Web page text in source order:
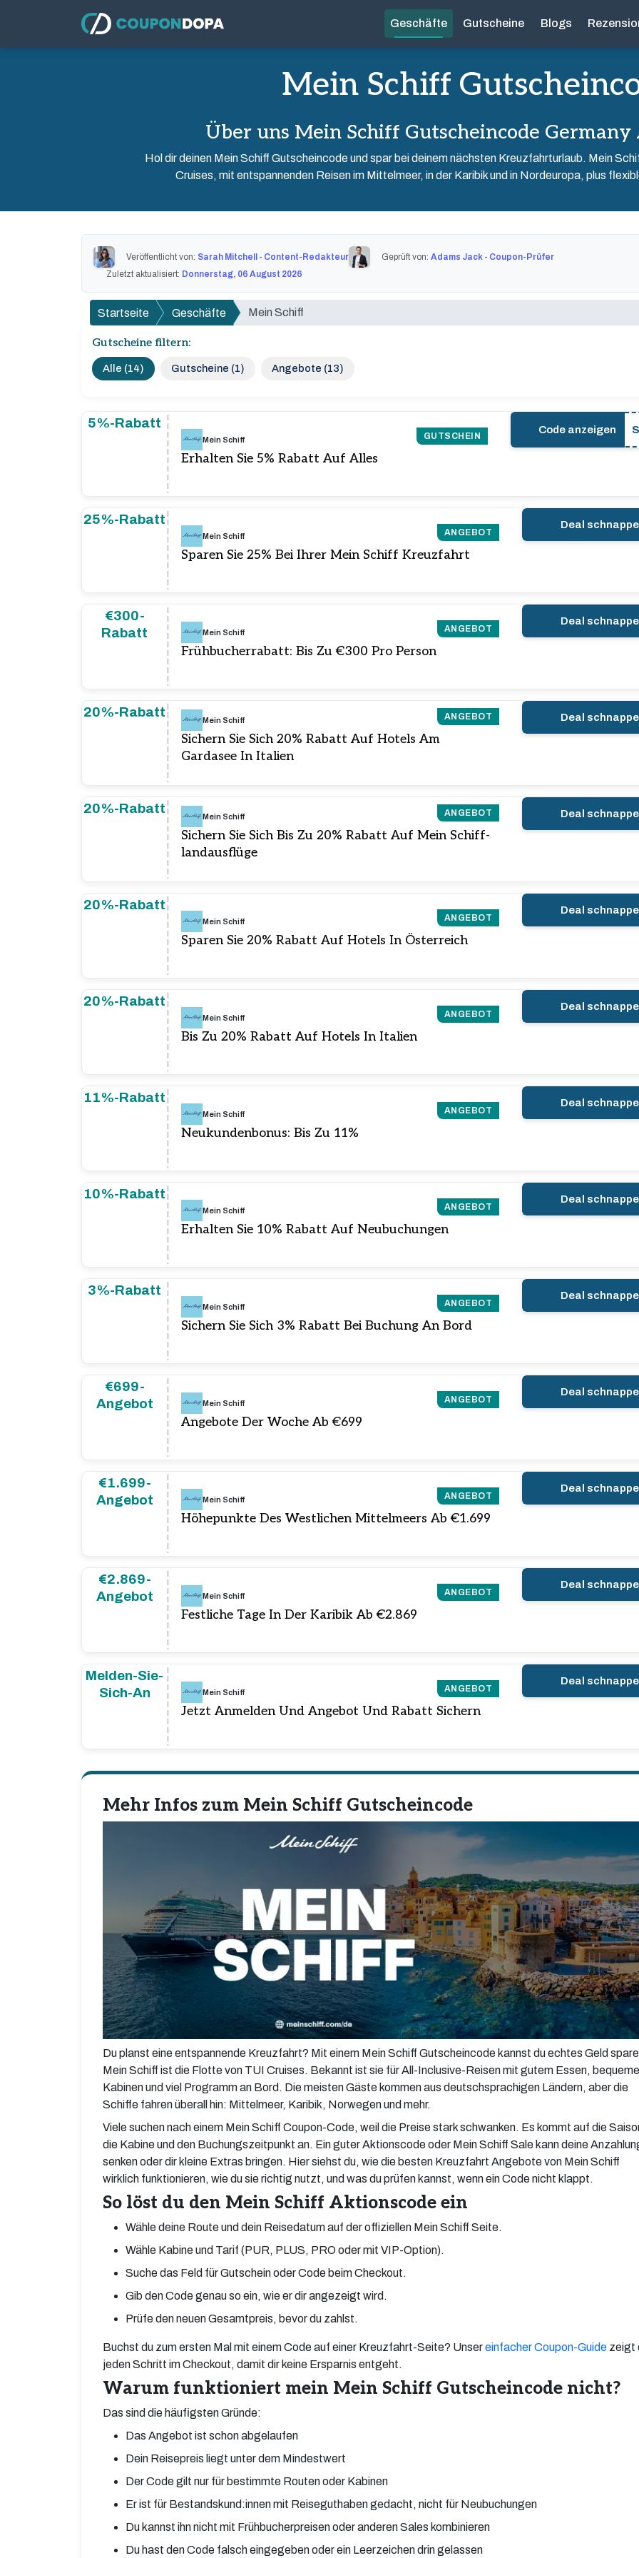
Geschäfte Gutscheine Blogs
Mein Schiff
Über uns Mein Schiff Gutscheincode Germany
Hol dir deinen Mein Schiff Gutscheincode und spar bei deinem nächsten Kreuzfahrturlaub. Mein
Cruises, mit entspannenden Reisen im Mittelmeer, in der Karibik und in Nordeuropa, plus
Veröffentlicht von: Sarah Mitchell - Content-Redakteur Geprüft von: Adams Jack - Coupon-Prüfer
Zuletzt aktualisiert: Donnerstag, 06 August 2026
Startseite Geschäfte Mein Schiff
Gutscheine filtern:
Alle (14) Gutscheine (1) Angebote (13)
5%-Rabatt
GUTSCHEIN
Mein Schiff
Erhalten Sie 5% Rabatt Auf Alles
Code anzeigen
25%-Rabatt
ANGEBOT
Mein Schiff
Sparen Sie 25% Bei Ihrer Mein Schiff Kreuzfahrt
Deal
€300-
Rabatt
ANGEBOT
Mein Schiff
Frühbucherrabatt: Bis Zu €300 Pro Person
Deal
20%-Rabatt ANGEBOT
Mein Schiff
Sichern Sie Sich 20% Rabatt Auf Hotels Am
Gardasee In Italien
Deal
20%-Rabatt ANGEBOT
Mein Schiff
Sichern Sie Sich Bis Zu 20% Rabatt Auf Mein Schiff-
landausflüge
Deal
20%-Rabatt
ANGEBOT
Mein Schiff
Sparen Sie 20% Rabatt Auf Hotels In Österreich
Deal
20%-Rabatt
ANGEBOT
Mein Schiff
Bis Zu 20% Rabatt Auf Hotels In Italien
Deal
11%-Rabatt
ANGEBOT
Mein Schiff
Neukundenbonus: Bis Zu 11%
Deal
10%-Rabatt
ANGEBOT
Mein Schiff
Erhalten Sie 10% Rabatt Auf Neubuchungen
Deal
3%-Rabatt
ANGEBOT
Mein Schiff
Sichern Sie Sich 3% Rabatt Bei Buchung An Bord
Deal
€699-
Angebot
ANGEBOT
Mein Schiff
Angebote Der Woche Ab €699
Deal
€1.699-
Angebot
ANGEBOT
Mein Schiff
Höhepunkte Des Westlichen Mittelmeers Ab €1.699
Deal
€2.869-
Angebot
ANGEBOT
Mein Schiff
Festliche Tage In Der Karibik Ab €2.869
Deal
Melden-Sie-
Sich-An
ANGEBOT
Mein Schiff
Jetzt Anmelden Und Angebot Und Rabatt Sichern
Deal
Mehr Infos zum Mein Schiff Gutscheincode
Du planst eine entspannende Kreuzfahrt? Mit einem Mein Schiff Gutscheincode kannst du echtes Geld
Mein Schiff ist die Flotte von TUI Cruises. Bekannt ist sie für All-Inclusive-Reisen mit gutem Essen,
Kabinen und viel Programm an Bord. Die meisten Gäste kommen aus deutschsprachigen Ländern, aber die
Schiffe fahren überall hin: Mittelmeer, Karibik, Norwegen und mehr.
Viele suchen nach einem Mein Schiff Coupon-Code, weil die Preise stark schwanken. Es kommt auf die
die Kabine und den Buchungszeitpunkt an. Ein guter Aktionscode oder Mein Schiff Sale kann deine
senken oder dir kleine Extras bringen. Hier siehst du, wie die besten Kreuzfahrt Angebote von Mein Schiff
wirklich funktionieren, wie du sie richtig nutzt, und was du prüfen kannst, wenn ein Code nicht klappt.
So löst du den Mein Schiff Aktionscode ein
Wähle deine Route und dein Reisedatum auf der offiziellen Mein Schiff Seite.
Wähle Kabine und Tarif (PUR, PLUS, PRO oder mit VIP-Option).
Suche das Feld für Gutschein oder Code beim Checkout.
Gib den Code genau so ein, wie er dir angezeigt wird.
Prüfe den neuen Gesamtpreis, bevor du zahlst.
Buchst du zum ersten Mal mit einem Code auf einer Kreuzfahrt-Seite? Unsereinfacher Coupon-Guide zeigt
jeden Schritt im Checkout, damit dir keine Ersparnis entgeht.
Warum funktioniert mein Mein Schiff Gutscheincode nicht?
Das sind die häufigsten Gründe:
Das Angebot ist schon abgelaufen
Dein Reisepreis liegt unter dem Mindestwert
Der Code gilt nur für bestimmte Routen oder Kabinen
Er ist für Bestandskund:innen mit Reiseguthaben gedacht, nicht für Neubuchungen
Du kannst ihn nicht mit Frühbucherpreisen oder anderen Sales kombinieren
Du hast den Code falsch eingegeben oder ein Leerzeichen drin gelassen